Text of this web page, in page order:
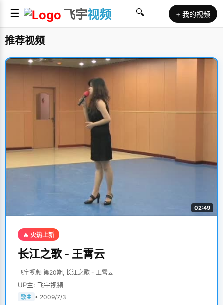
☰ 飞宇视频 🔍 + 我的视频
推荐视频
02:49
🔥 火热上新
长江之歌 - 王霄云
飞宇视频 第20期, 长江之歌 - 王霄云
UP主: 飞宇视频
歌曲 • 2009/7/3